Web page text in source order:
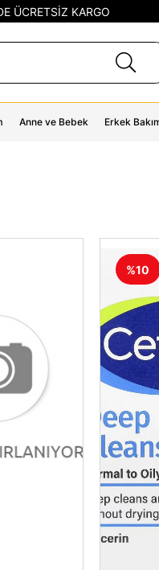
ÜCRETSİZ KARGO
Anne ve Bebek Erkek
%10